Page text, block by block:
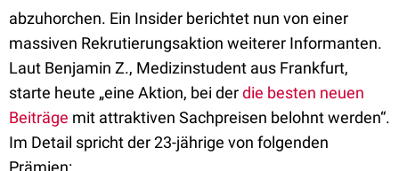
abzuhorchen. Ein Insider berichtet nun von einer
massiven Rekrutierungsaktion weiterer Informanten.
Laut Benjamin Z., Medizinstudent aus Frankfurt,
starte heute „eine Aktion, bei derdie besten neuen
Beiträge mit attraktiven Sachpreisen belohnt werden“.
Im Detail spricht der 23-jährige von folgenden
Prämien: